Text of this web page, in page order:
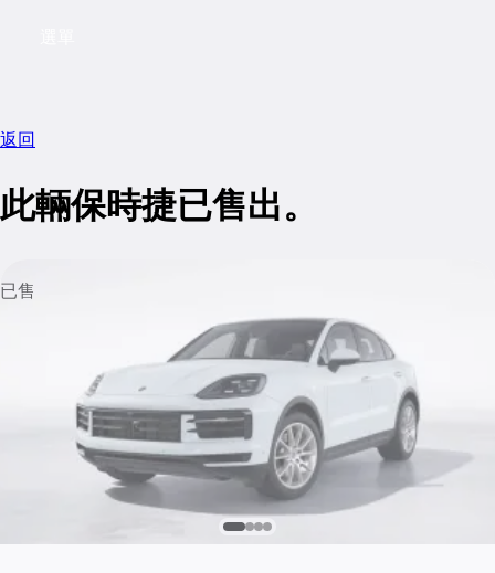
返回
此輛保時捷已售出。
已售